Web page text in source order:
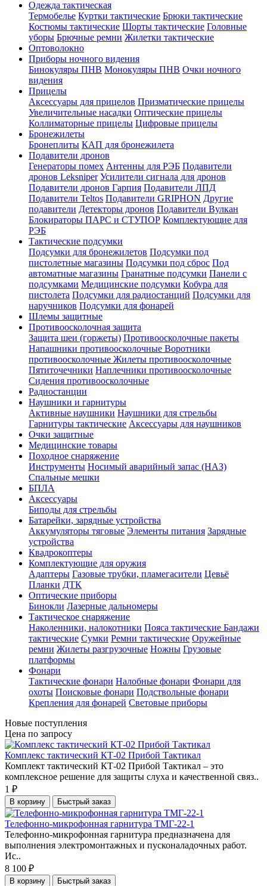
Одежда тактическая
Термобелье Куртки тактические Брюки тактические
Костюмы тактические Шорты тактические Головные
уборы Брючные ремни Жилетки тактические
Оптоволокно
Приборы ночного видения
Бинокуляры ПНВ Монокуляры ПНВ Очки ночного
видения
Прицелы
Аксессуары для прицелов Призматические прицелы
Увеличительные насадки Оптические прицелы
Коллиматорные прицелы Цифровые прицелы
Бронежилеты
Бронеплиты КАП для бронежилета
Подавители дронов
Генераторы помех Антенны для РЭБ Подавители
дронов Leksniper Усилители сигнала для дронов
Подавители дронов Гарпия Подавители ЛПД
Подавители Teltos Подавители GRIPHON Другие
подавители Детекторы дронов Подавители Вулкан
Блокираторы ПАРС и СТУПОР Комплектующие для
РЭБ
Тактические подсумки
Подсумки для бронежилетов Подсумки под
пистолетные магазины Подсумки под сброс Под
автоматные магазины Гранатные подсумки Панели с
подсумками Медицинские подсумки Кобура для
пистолета Подсумки для радиостанций Подсумки для
наручников Подсумки для фонарей
Шлемы защитные
Противоосколочная защита
Защита шеи (горжеты) Противоосколочные пакеты
Напашники противоосколочные Воротники
противоосколочные Жилеты противоосколочные
Пятиточечники Наплечники противоосколочные
Сидения противоосколочные
Радиостанции
Наушники и гарнитуры
Активные наушники Наушники для стрельбы
Гарнитуры тактические Аксессуары для наушников
Очки защитные
Медицинские товары
Походное снаряжение
Инструменты Носимый аварийный запас (НАЗ)
Спальные мешки
БПЛА
Аксессуары
Биподы для стрельбы
Батарейки, зарядные устройства
Аккумуляторы тяговые Элементы питания Зарядные
устройства
Квадрокоптеры
Комплектующие для оружия
Адаптеры Газовые трубки, пламегасители Цевьё
Планки ДТК
Оптические приборы
Бинокли Лазерные дальномеры
Тактическое снаряжение
Наколенники, налокотники Пояса тактические Бандажи
тактические Сумки Ремни тактические Оружейные
ремни Жилеты разгрузочные Ножны Грузовые
платформы
Фонари
Тактические фонари Налобные фонари Фонари для
охоты Поисковые фонари Подствольные фонари
Крепления для фонарей Световые приборы
Новые поступления
Цена по запросу
Комплекс тактический КТ-02 Прибой Тактикал
Комплект тактический КТ-02 Прибой Тактикал – это
комплексное решение для защиты слуха и качественной связ..
1 ₽
В корзину Быстрый заказ
Телефонно-микрофонная гарнитура ТМГ-22-1
Телефонно-микрофонная гарнитура предназначена для
выполнения электромонтажных и пусконаладочных работ.
Ис..
8 100 ₽
В корзину Быстрый заказ